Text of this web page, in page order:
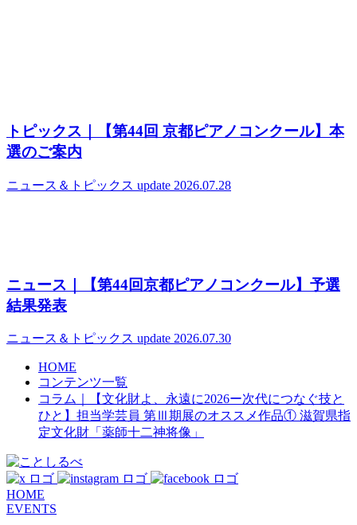
トピックス｜【第44回 京都ピアノコンクール】本
選のご案内
ニュース＆トピックス update 2026.07.28
ニュース｜【第44回京都ピアノコンクール】予選
結果発表
ニュース＆トピックス update 2026.07.30
HOME
コンテンツ一覧
コラム｜【文化財よ、永遠に2026ー次代につなぐ技と
ひと】担当学芸員 第Ⅲ期展のオススメ作品① 滋賀県指
定文化財「薬師十二神将像」
HOME
EVENTS